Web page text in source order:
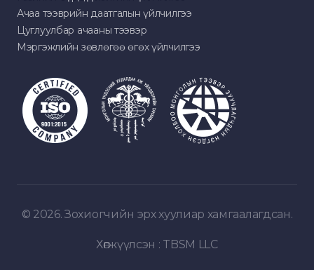
Ачаа тээврийн даатгалын үйлчилгээ
Цуглуулбар ачааны тээвэр
Мэргэжлийн зөвлөгөө өгөх үйлчилгээ
© 2026. Зохиогчийн эрх хуулиар хамгаалагдсан.
Хөгжүүлсэн : TBSM LLC